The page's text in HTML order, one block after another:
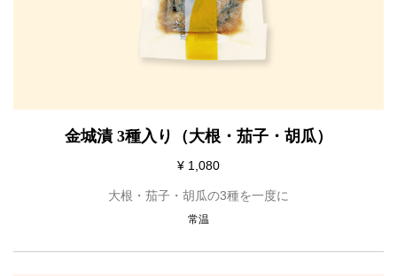
金城漬 3種入り（大根・茄子・胡瓜）
¥ 1,080
大根・茄子・胡瓜の3種を一度に
常温